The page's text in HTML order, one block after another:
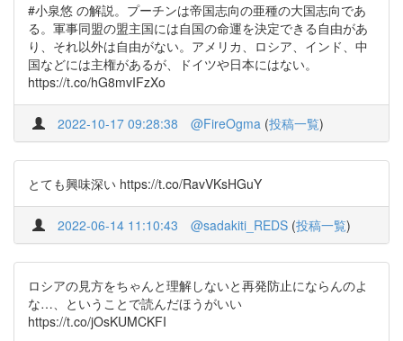
#小泉悠 の解説。プーチンは帝国志向の亜種の大国志向であ
る。軍事同盟の盟主国には自国の命運を決定できる自由があ
り、それ以外は自由がない。アメリカ、ロシア、インド、中
国などには主権があるが、ドイツや日本にはない。
https://t.co/hG8mvIFzXo
2022-10-17 09:28:38 @FireOgma (投稿一覧)
とても興味深い https://t.co/RavVKsHGuY
2022-06-14 11:10:43 @sadakiti_REDS (投稿一覧)
ロシアの見方をちゃんと理解しないと再発防止にならんのよ
な…、ということで読んだほうがいい
https://t.co/jOsKUMCKFI